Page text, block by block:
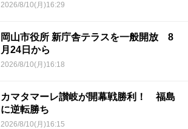
2026/8/10(月)16:29
岡山市役所 新庁舎テラスを一般開放 8
月24日から
2026/8/10(月)16:18
カマタマーレ讃岐が開幕戦勝利！ 福島
に逆転勝ち
2026/8/10(月)16:15